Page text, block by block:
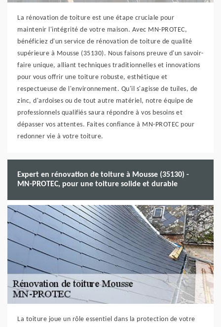
La rénovation de toiture est une étape cruciale pour
maintenir l'intégrité de votre maison. Avec MN-PROTEC,
bénéficiez d'un service de rénovation de toiture de qualité
supérieure à Mousse (35130). Nous faisons preuve d'un savoir-
faire unique, alliant techniques traditionnelles et innovations
pour vous offrir une toiture robuste, esthétique et
respectueuse de l'environnement. Qu'il s'agisse de tuiles, de
zinc, d'ardoises ou de tout autre matériel, notre équipe de
professionnels qualifiés saura répondre à vos besoins et
dépasser vos attentes. Faites confiance à MN-PROTEC pour
redonner vie à votre toiture.
Expert en rénovation de toiture à Mousse (35130) -
MN-PROTEC, pour une toiture solide et durable
La toiture joue un rôle essentiel dans la protection de votre